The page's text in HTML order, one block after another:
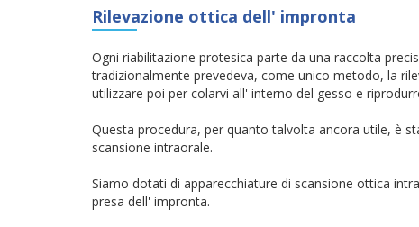
Rilevazione ottica dell' impronta
Ogni riabilitazione protesica parte da una raccolta
tradizionalmente prevedeva, come unico metodo, la
utilizzare poi per colarvi all' interno del gesso e
Questa procedura, per quanto talvolta ancora utile, è
scansione intraorale.
Siamo dotati di apparecchiature di scansione ottica
presa dell' impronta.